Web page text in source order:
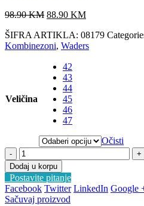
98.90KM 88.90 KM
ŠIFRA ARTIKLA: 08179
Kombinezoni, Waders
Veličina
42
43
44
45
46
47
Očisti
-
+
Dodaj u korpu
Postavite pitanje
Facebook Twitter LinkedIn Google
Sačuvaj proizvod